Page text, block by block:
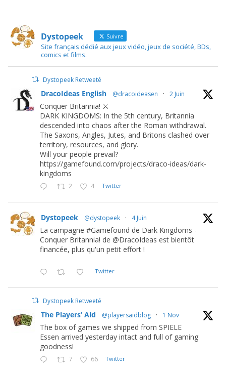
Dystopeek Suivre
Site français dédié aux jeux vidéo, jeux de société, BDs,
comics et films.
Dystopeek Retweeté
DracoIdeas English @dracoideasen · 2 Juin
Conquer Britannia! ⚔️
DARK KINGDOMS: In the 5th century, Britannia
descended into chaos after the Roman withdrawal.
The Saxons, Angles, Jutes, and Britons clashed over
territory, resources, and glory.
Will your people prevail?
https://gamefound.com/projects/draco-ideas/dark-
kingdoms
2 4 Twitter
Dystopeek @dystopeek · 4 Juin
La campagne #Gamefound de Dark Kingdoms -
Conquer Britannia! de @DracoIdeas est bientôt
financée, plus qu'un petit effort !
Twitter
Dystopeek Retweeté
The Players’ Aid @playersaidblog · 1 Nov
The box of games we shipped from SPIELE
Essen arrived yesterday intact and full of gaming
goodness!
7 66 Twitter